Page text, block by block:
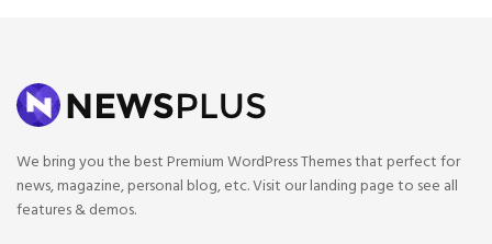
We bring you the best Premium WordPress Themes that perfect for
news, magazine, personal blog, etc. Visit our landing page to see all
features & demos.